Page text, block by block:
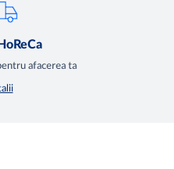
afacerea ta